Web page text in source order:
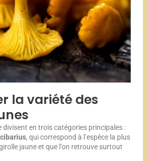
la variété des
divisent en trois catégories principales :
, qui correspond à l’espèce la plus
jaune et que l’on retrouve surtout